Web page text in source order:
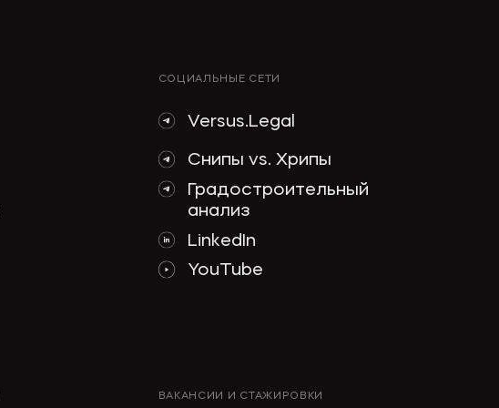
СОЦИАЛЬНЫЕ СЕТИ
Versus.Legal
Снипы vs. Хрипы
Градостроительный
анализ
LinkedIn
YouTube
ВАКАНСИИ И СТАЖИРОВКИ